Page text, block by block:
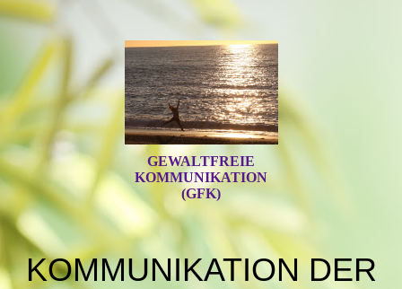
GEWALTFREIE
KOMMUNIKATION
(GFK)
KOMMUNIKATION DER